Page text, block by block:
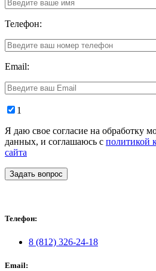
Телефон:
Email:
1
Я даю свое согласие на обработку
данных, и соглашаюсь с политикой
сайта
Задать вопрос
Телефон:
8 (812) 326-24-18
Email: